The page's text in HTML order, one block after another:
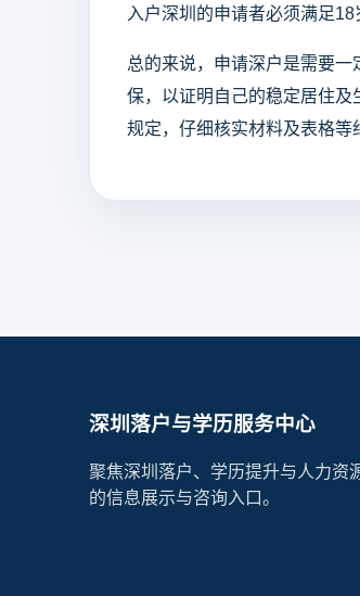
入户深圳的申请者必须满足
总的来说，申请深户是需要
保，以证明自己的稳定居住
规定，仔细核实材料及表格等
深圳落户与学历服务中心
聚焦深圳落户、学历提升与人力资
的信息展示与咨询入口。